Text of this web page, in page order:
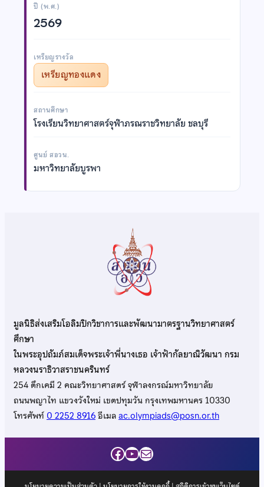
ปี (พ.ศ.)
2569
เหรียญรางวัล
เหรียญทองแดง
สถานศึกษา
โรงเรียนวิทยาศาสตร์จุฬาภรณราชวิทยาลัย ชลบุรี
ศูนย์ สอวน.
มหาวิทยาลัยบูรพา
มูลนิธิส่งเสริมโอลิมปิกวิชาการและพัฒนามาตรฐานวิทยาศาสตร์
ศึกษา
ในพระอุปถัมภ์สมเด็จพระเจ้าพี่นางเธอ เจ้าฟ้ากัลยาณิวัฒนา กรม
หลวงนราธิวาสราชนครินทร์
254 ตึกเคมี 2 คณะวิทยาศาสตร์ จุฬาลงกรณ์มหาวิทยาลัย
ถนนพญาไท แขวงวังใหม่ เขตปทุมวัน กรุงเทพมหานคร 10330
โทรศัพท์0 2252 8916อีเมลac.olympiads@posn.or.th
Facebook
YouTube
Mail